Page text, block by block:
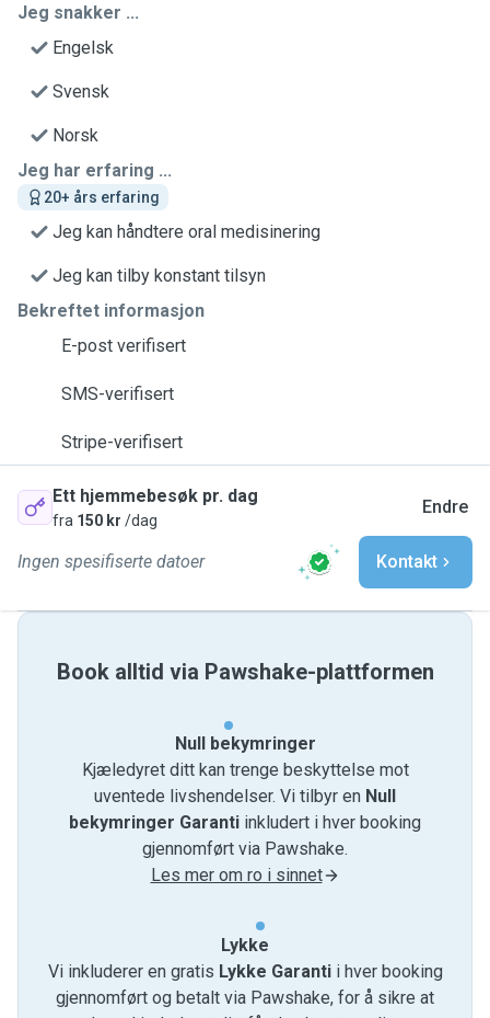
Jeg snakker ...
Engelsk
Svensk
Norsk
Jeg har erfaring ...
20+ års erfaring
Jeg kan håndtere oral medisinering
Jeg kan tilby konstant tilsyn
Bekreftet informasjon
E-post verifisert
SMS-verifisert
Stripe-verifisert
Ett hjemmebesøk pr. dag
fra 150 kr /dag
Endre
Ingen spesifiserte datoer Kontakt
Book alltid via Pawshake-plattformen
Null bekymringer
Kjæledyret ditt kan trenge beskyttelse mot
uventede livshendelser. Vi tilbyr en Null
bekymringer Garanti inkludert i hver booking
gjennomført via Pawshake.
Les mer om ro i sinnet
Lykke
Vi inkluderer en gratis Lykke Garantii hver booking
gjennomført og betalt via Pawshake, for å sikre at